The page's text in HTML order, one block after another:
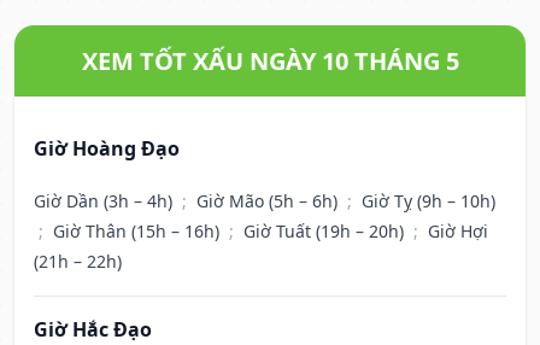
XEM TỐT XẤU NGÀY 10 THÁNG 5
Giờ Hoàng Đạo
Giờ Dần (3h – 4h) ; Giờ Mão (5h – 6h) ; Giờ Tỵ (9h – 10h)
; Giờ Thân (15h – 16h) ; Giờ Tuất (19h – 20h) ; Giờ Hợi
(21h – 22h)
Giờ Hắc Đạo